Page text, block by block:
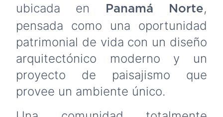
ubicada en
Panamá Norte,
pensada como una oportunidad
patrimonial de vida con un diseño
arquitectónico moderno y un
proyecto de paisajismo que
provee un ambiente único.